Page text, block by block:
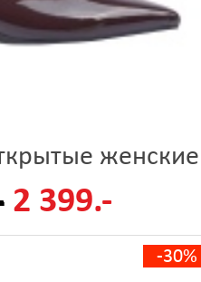
женские
2 399.-
-30%